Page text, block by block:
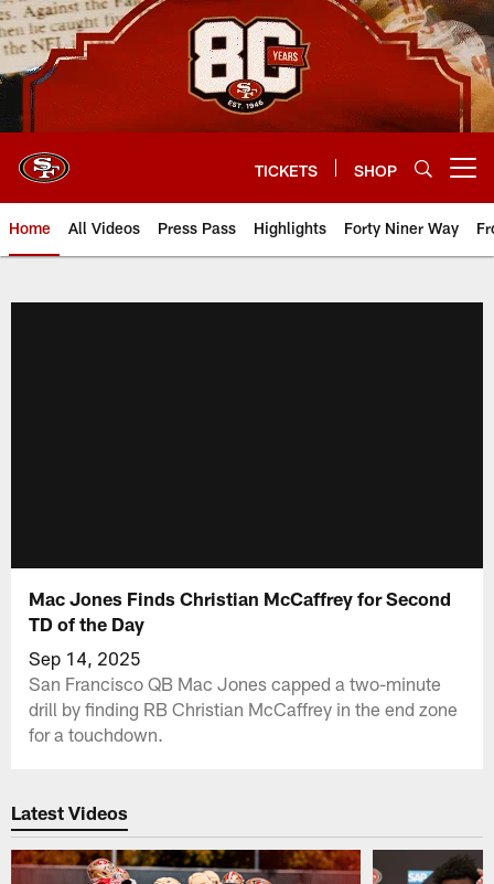
Skip
to
main
content
TICKETS SHOP
Home All Videos Press Pass Highlights Forty Niner Way
Mac Jones Finds Christian McCaffrey for Second
TD of the Day
Sep 14, 2025
San Francisco QB Mac Jones capped a two-minute
drill by finding RB Christian McCaffrey in the end zone
for a touchdown.
Latest Videos